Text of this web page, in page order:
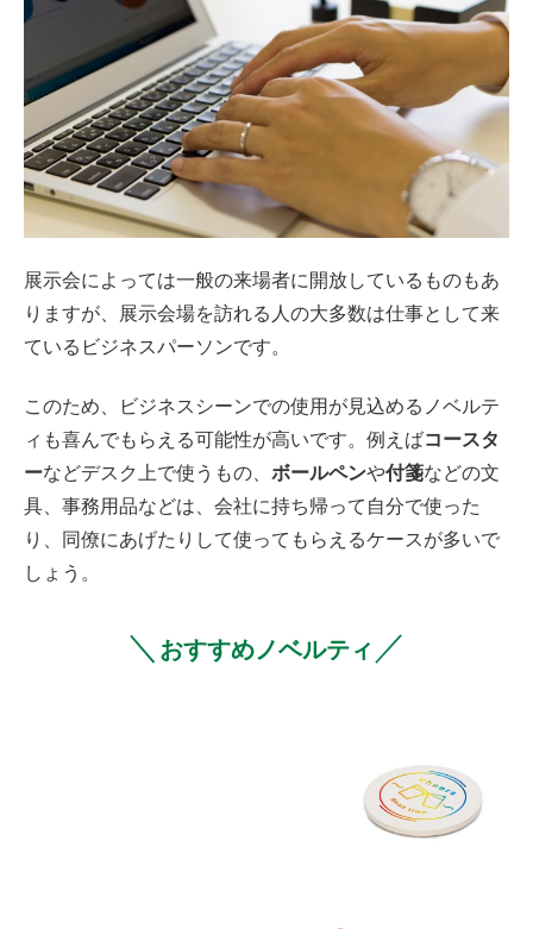
展示会によっては一般の来場者に開放しているものもあ
りますが、展示会場を訪れる人の大多数は仕事として来
ているビジネスパーソンです。
このため、ビジネスシーンでの使用が見込めるノベルテ
ィも喜んでもらえる可能性が高いです。例えばコースタ
ーなどデスク上で使うもの、 ボールペンや付箋などの文
具、事務用品などは、会社に持ち帰って自分で使った
り、同僚にあげたりして使ってもらえるケースが多いで
しょう。
＼ おすすめノベルティ ／